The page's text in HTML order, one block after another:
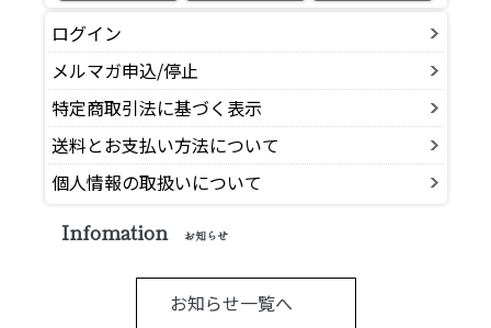
ログイン
メルマガ申込/停止
特定商取引法に基づく表示
送料とお支払い方法について
個人情報の取扱いについて
Infomation お知らせ
お知らせ一覧へ